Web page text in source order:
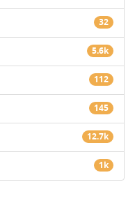
32
5.6k
112
145
12.7k
1k